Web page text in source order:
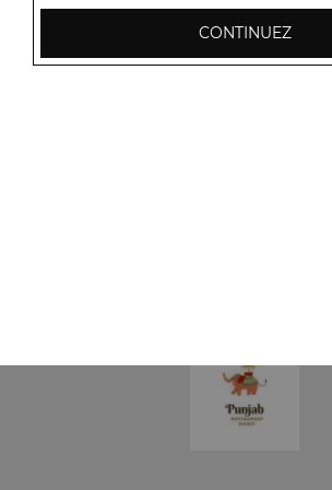
15.00€
CONTINUEZ